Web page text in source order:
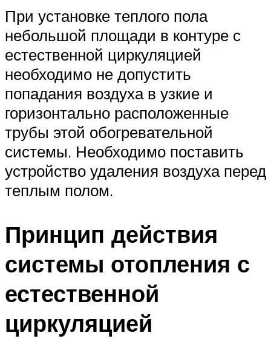
При установке теплого пола
небольшой площади в контуре с
естественной циркуляцией
необходимо не допустить
попадания воздуха в узкие и
горизонтально расположенные
трубы этой обогревательной
системы. Необходимо поставить
устройство удаления воздуха перед
теплым полом.
Принцип действия
системы отопления с
естественной
циркуляцией